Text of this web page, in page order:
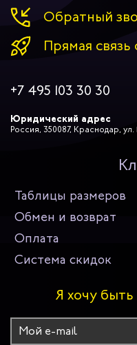
Обратный
Прямая
+7 495 103 30 30
Юридический адрес
Россия, 350087, Краснодар,
Таблицы размеров
Обмен и возврат
Оплата
Система скидок
Я хочу